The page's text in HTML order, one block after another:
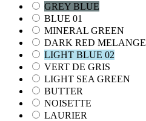
GREY BLUE
BLUE 01
MINERAL GREEN
DARK RED MELANGE
LIGHT BLUE 02
VERT DE GRIS
LIGHT SEA GREEN
BUTTER
NOISETTE
LAURIER